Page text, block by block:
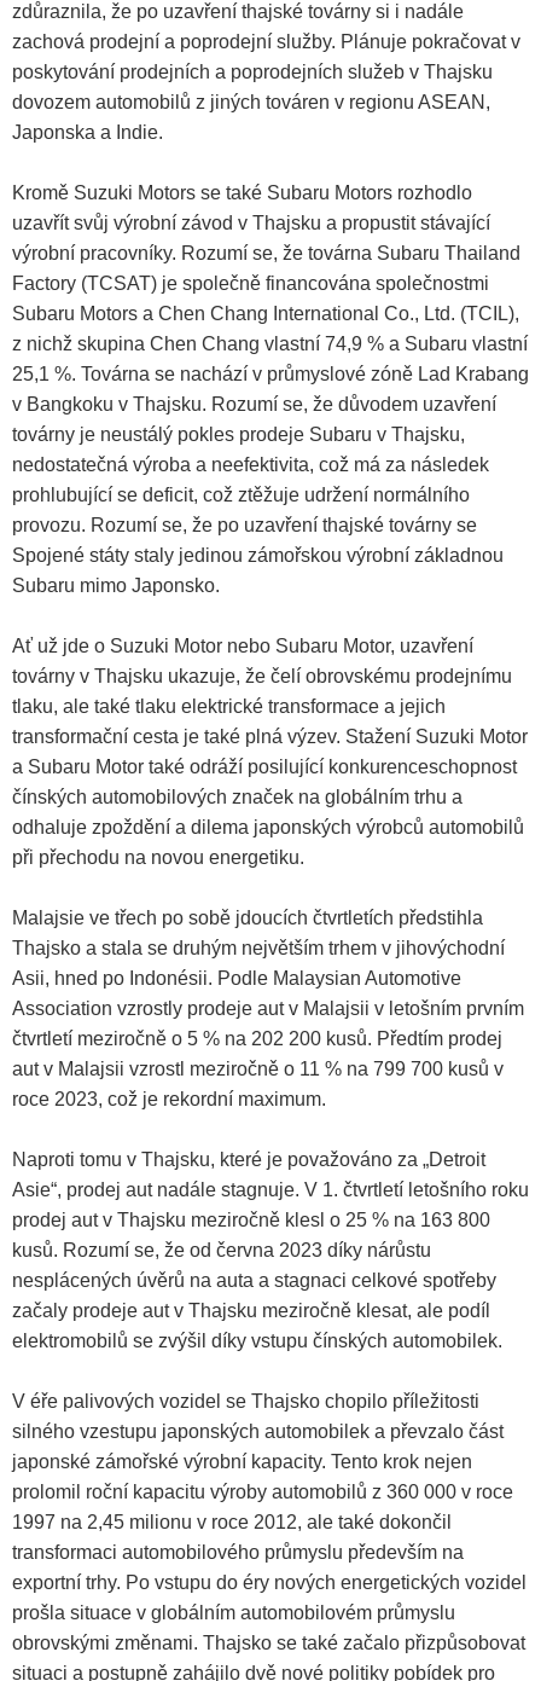
zdůraznila, že po uzavření thajské továrny si i nadále
zachová prodejní a poprodejní služby. Plánuje pokračovat v
poskytování prodejních a poprodejních služeb v Thajsku
dovozem automobilů z jiných továren v regionu ASEAN,
Japonska a Indie.
Kromě Suzuki Motors se také Subaru Motors rozhodlo
uzavřít svůj výrobní závod v Thajsku a propustit stávající
výrobní pracovníky. Rozumí se, že továrna Subaru Thailand
Factory (TCSAT) je společně financována společnostmi
Subaru Motors a Chen Chang International Co., Ltd. (TCIL),
z nichž skupina Chen Chang vlastní 74,9 % a Subaru vlastní
25,1 %. Továrna se nachází v průmyslové zóně Lad Krabang
v Bangkoku v Thajsku. Rozumí se, že důvodem uzavření
továrny je neustálý pokles prodeje Subaru v Thajsku,
nedostatečná výroba a neefektivita, což má za následek
prohlubující se deficit, což ztěžuje udržení normálního
provozu. Rozumí se, že po uzavření thajské továrny se
Spojené státy staly jedinou zámořskou výrobní základnou
Subaru mimo Japonsko.
Ať už jde o Suzuki Motor nebo Subaru Motor, uzavření
továrny v Thajsku ukazuje, že čelí obrovskému prodejnímu
tlaku, ale také tlaku elektrické transformace a jejich
transformační cesta je také plná výzev. Stažení Suzuki Motor
a Subaru Motor také odráží posilující konkurenceschopnost
čínských automobilových značek na globálním trhu a
odhaluje zpoždění a dilema japonských výrobců automobilů
při přechodu na novou energetiku.
Malajsie ve třech po sobě jdoucích čtvrtletích předstihla
Thajsko a stala se druhým největším trhem v jihovýchodní
Asii, hned po Indonésii. Podle Malaysian Automotive
Association vzrostly prodeje aut v Malajsii v letošním prvním
čtvrtletí meziročně o 5 % na 202 200 kusů. Předtím prodej
aut v Malajsii vzrostl meziročně o 11 % na 799 700 kusů v
roce 2023, což je rekordní maximum.
Naproti tomu v Thajsku, které je považováno za „Detroit
Asie“, prodej aut nadále stagnuje. V 1. čtvrtletí letošního roku
prodej aut v Thajsku meziročně klesl o 25 % na 163 800
kusů. Rozumí se, že od června 2023 díky nárůstu
nesplácených úvěrů na auta a stagnaci celkové spotřeby
začaly prodeje aut v Thajsku meziročně klesat, ale podíl
elektromobilů se zvýšil díky vstupu čínských automobilek.
V éře palivových vozidel se Thajsko chopilo příležitosti
silného vzestupu japonských automobilek a převzalo část
japonské zámořské výrobní kapacity. Tento krok nejen
prolomil roční kapacitu výroby automobilů z 360 000 v roce
1997 na 2,45 milionu v roce 2012, ale také dokončil
transformaci automobilového průmyslu především na
exportní trhy. Po vstupu do éry nových energetických vozidel
prošla situace v globálním automobilovém průmyslu
obrovskými změnami. Thajsko se také začalo přizpůsobovat
situaci a postupně zahájilo dvě nové politiky pobídek pro